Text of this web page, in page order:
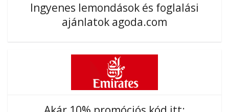
Ingyenes lemondások és foglalási
ajánlatok agoda.com